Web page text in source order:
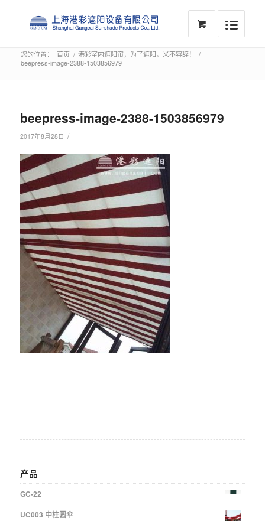
您的位置： 首页 / 港彩室内遮阳帘，为了遮阳，义不容辞！
/
beepress-image-2388-1503856979
beepress-image-2388-1503856979
2017年8月28日 /
产品
GC-22
UC003 中柱圆伞